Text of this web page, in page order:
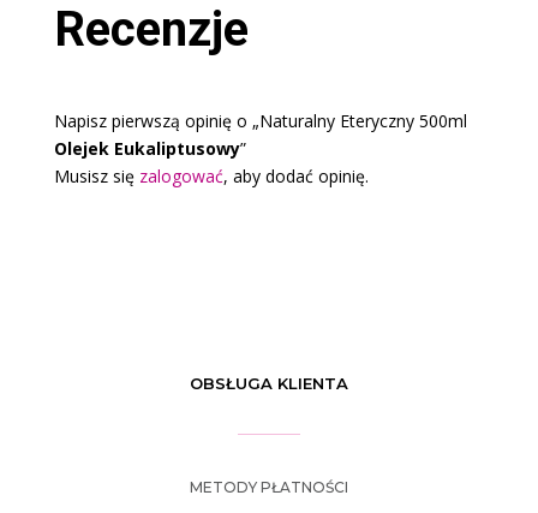
Recenzje
Napisz pierwszą opinię o „Naturalny Eteryczny 500ml
Olejek Eukaliptusowy”
Musisz się zalogować, aby dodać opinię.
OBSŁUGA KLIENTA
METODY PŁATNOŚCI